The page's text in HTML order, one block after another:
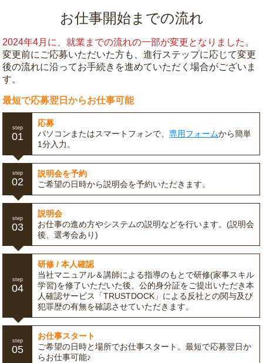
お仕事開始までの流れ
2024年4月に、就業までの流れの一部が変更となりました。
変更前にご応募いただいた方も、進行ステップに応じて変更
後の流れに沿ってお手続きを進めていただく場合がございま
す。
最短で応募翌日からお仕事可能
step
01
応募
パソコンまたはスマートフォンで、専用フォームから簡単
1分入力。
step
02
説明会を予約
ご希望の日時から説明会を予約いただきます。
step
03
説明会
お仕事の進め方やシステムの説明などを行います。(説明会
後、選考会あり)
step
04
研修 / 本人確認
当社マニュアル＆講師による指導のもとで研修(家事スキル
学習)を修了いただいた後、公的身分証をご提出いただき本
人確認サービス「TRUSTDOCK」による反社との関与及び
犯罪歴の有無を確認させていただきます。
step
05
お仕事スタート
ご希望の日時と場所でお仕事スタート。最短で応募翌日か
らお仕事可能♪